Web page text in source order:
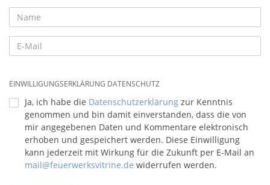
EINWILLIGUNGSERKLÄRUNG DATENSCHUTZ
Ja, ich habe die Datenschutzerklärung zur Kenntnis
genommen und bin damit einverstanden, dass die von
mir angegebenen Daten und Kommentare elektronisch
erhoben und gespeichert werden. Diese Einwilligung
kann jederzeit mit Wirkung für die Zukunft per E-Mail an
mail@feuerwerksvitrine.de widerrufen werden.